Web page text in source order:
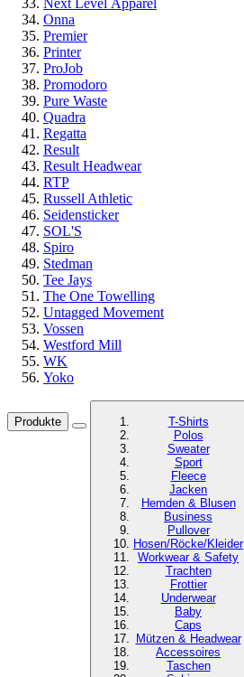
Next Level Apparel
Onna
Premier
Printer
ProJob
Promodoro
Pure Waste
Quadra
Regatta
Result
Result Headwear
RTP
Russell Athletic
Seidensticker
SOL'S
Spiro
Stedman
Tee Jays
The One Towelling
Untagged Movement
Vossen
Westford Mill
WK
Yoko
Produkte
T-Shirts
Polos
Sweater
Sport
Fleece
Jacken
Hemden & Blusen
Business
Pullover
Hosen/Röcke/Kleider
Workwear & Safety
Trachten
Frottier
Underwear
Baby
Caps
Mützen & Headwear
Accessoires
Taschen